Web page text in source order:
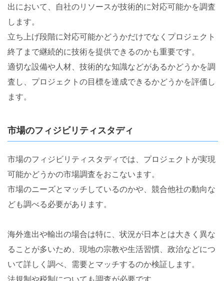
出において、自社のリソースが技術的に対応可能かを調査
します。
立ち上げ段階に対応可能かどうかだけでなくプロジェクト
終了まで継続的に技術を提供できるのかも重要です。
適切な設備や人材、技術的な知識などがあるかどうかを調
査し、プロジェクトの目標を達成できるかどうかを評価し
ます。
市場のフィジビリティスタディ
市場のフィジビリティスタディでは、プロジェクトが実現
可能かどうかの市場調査をおこないます。
市場のニーズとマッチしているのかや、競合他社の動向な
ども調べる必要があります。
海外進出や輸出の場合は特に、状況が日本とは大きく異な
ることが多いため、現地の宗教や生活習慣、政治などにつ
いて詳しく調べ、需要とマッチするのか検証します。
法規制や税制についても調査が必要です。